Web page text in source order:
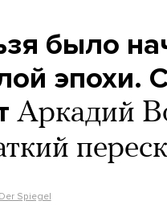
было
эпохи.
Аркадий
Der Spiegel